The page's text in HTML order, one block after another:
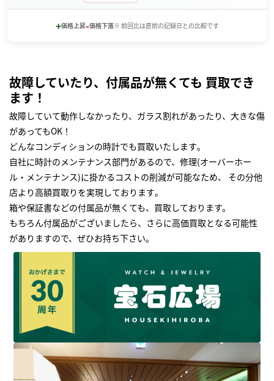
+価格上昇-価格下落※ 前回比は直前の記録日との比較です
故障していたり、付属品が無くても 買取でき
ます！
故障していて動作しなかったり、ガラス割れがあったり、大きな傷
があってもOK！
どんなコンディションの時計でも買取いたします｡
自社に時計のメンテナンス部門があるので、修理(オーバーホー
ル・メンテナンス)に掛かるコストの削減が可能なため、 その分他
店より高額買取りを実現しております｡
箱や保証書などの付属品が無くても、買取しております。
もちろん付属品がございましたら、さらに高価買取となる可能性
がありますので、ぜひお持ち下さい｡